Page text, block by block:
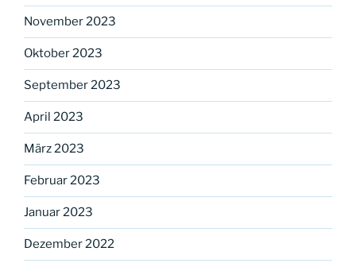
November 2023
Oktober 2023
September 2023
April 2023
März 2023
Februar 2023
Januar 2023
Dezember 2022